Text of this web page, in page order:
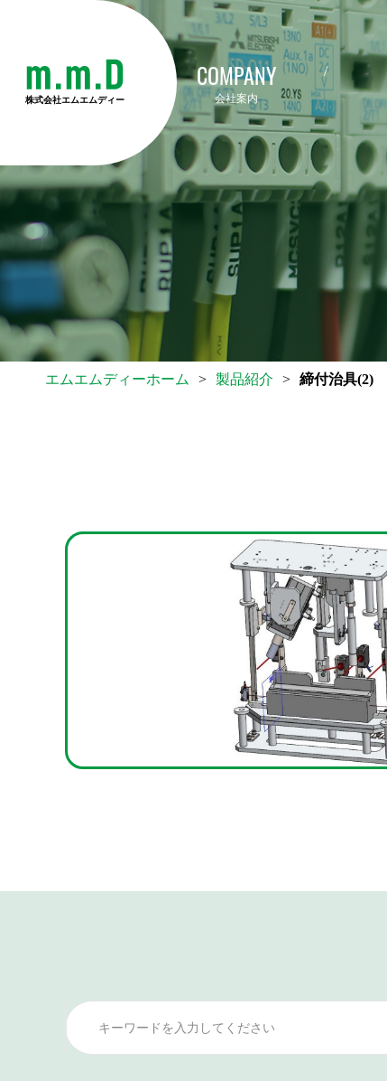
株式会社エムエムディー
COMPANY
会社案内
エムエムディーホーム > 製品紹介 > 締付治具(2)